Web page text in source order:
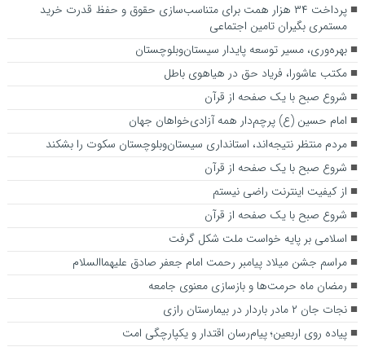
پرداخت ۳۴ هزار همت برای متناسب‌سازی حقوق و حفظ قدرت خرید
مستمری بگیران تامین اجتماعی
بهره‌وری، مسیر توسعه پایدار سیستان‌وبلوچستان
مکتب عاشورا، فریاد حق در هیاهوی باطل
شروع صبح با یک صفحه از قرآن
امام حسین (ع) پرچم‌دار همه آزادی‌خواهان جهان
مردم منتظر نتیجه‌اند، استانداری سیستان‌وبلوچستان سکوت را بشکند
شروع صبح با یک صفحه از قرآن
از کیفیت اینترنت راضی نیستم
شروع صبح با یک صفحه از قرآن
اسلامی بر پایه خواست ملت شکل گرفت
مراسم جشن میلاد پیامبر رحمت امام جعفر صادق علیهماالسلام
رمضان ماه حرمت‌ها و بازسازی معنوی جامعه
نجات جان ۲ مادر باردار در بیمارستان رازی
پیاده روی اربعین؛ پیام‌رسان اقتدار و یکپارچگی امت